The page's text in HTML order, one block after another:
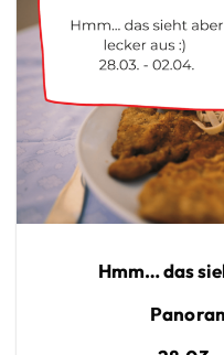
Hmm… das